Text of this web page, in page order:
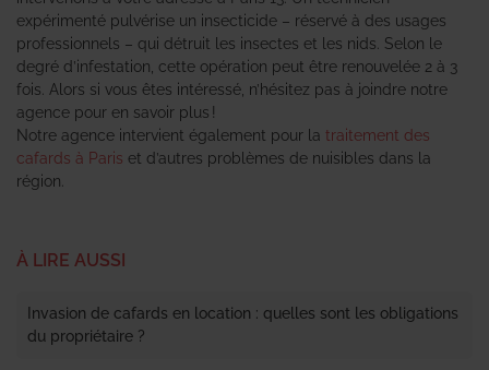
expérimenté pulvérise un insecticide – réservé à des usages
professionnels – qui détruit les insectes et les nids. Selon le
degré d’infestation, cette opération peut être renouvelée 2 à 3
fois. Alors si vous êtes intéressé, n’hésitez pas à joindre notre
agence pour en savoir plus !
Notre agence intervient également pour la traitement des
cafards à Paris et d’autres problèmes de nuisibles dans la
région.
À LIRE AUSSI
Invasion de cafards en location : quelles sont les obligations
du propriétaire ?